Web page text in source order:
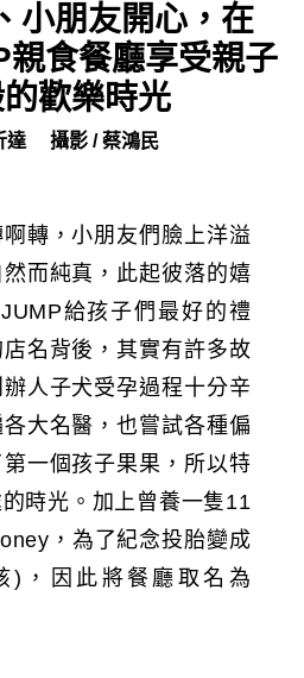
小朋友開心，在
食餐廳享受親子
歡樂時光
達 攝影 / 蔡鴻民
轉，小朋友們臉上洋溢
而純真，此起彼落的嬉
給孩子們最好的禮
名背後，其實有許多故
人子犬受孕過程十分辛
大名醫，也嘗試各種偏
一個孩子果果，所以特
時光。加上曾養一隻11
，為了紀念投胎變成
)，因此將餐廳取名為